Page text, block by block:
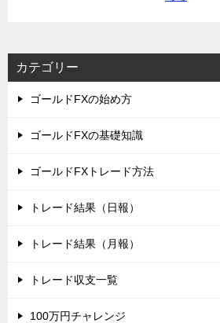
カテゴリー
ゴールドFXの始め方
ゴールドFXの基礎知識
ゴールドFXトレード方法
トレード結果（日報）
トレード結果（月報）
トレード収支一覧
100万円チャレンジ